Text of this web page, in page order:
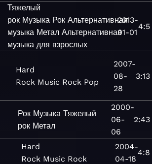
Тяжелый
рок Музыка Рок Альтернативная
музыка Метал Альтернативная
музыка для взрослых
2013-
01-01
4:5
Hard
Rock Music Rock Pop
2007-
08-
28
3:13
Рок Музыка Тяжелый
рок Метал
2000-
06-
06
2:43
Hard
Rock Music Rock
2004-
04-18
4:8